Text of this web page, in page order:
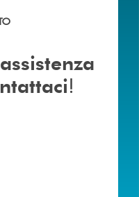
immediata? Contattaci !
assistenza
!